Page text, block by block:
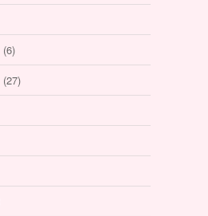
(6)
(27)